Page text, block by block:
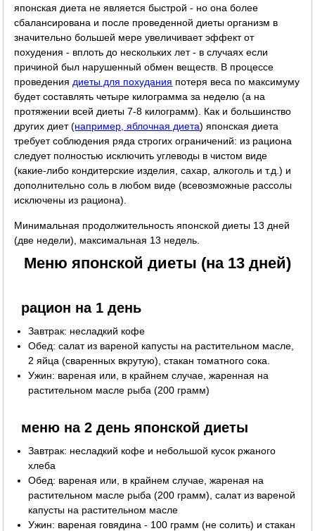
японская диета не является быстрой - но она более
сбалансирована и после проведенной диеты организм в
значительно большей мере увеличивает эффект от
похудения - вплоть до нескольких лет - в случаях если
причиной был нарушенный обмен веществ. В процессе
проведения диеты для похудания потеря веса по максимуму
будет составлять четыре килограмма за неделю (а на
протяжении всей диеты 7-8 килограмм). Как и большинство
других диет (например, яблочная диета) японская диета
требует соблюдения ряда строгих ограничений: из рациона
следует полностью исключить углеводы в чистом виде
(какие-либо кондитерские изделия, сахар, алкоголь и т.д.) и
дополнительно соль в любом виде (всевозможные рассолы
исключены из рациона).
Минимальная продолжительность японской диеты 13 дней
(две недели), максимальная 13 недель.
Меню японской диеты (на 13 дней)
рацион на 1 день
Завтрак: несладкий кофе
Обед: салат из вареной капусты на растительном масле,
2 яйца (сваренных вкрутую), стакан томатного сока.
Ужин: вареная или, в крайнем случае, жаренная на
растительном масле рыба (200 грамм)
меню на 2 день японской диеты
Завтрак: несладкий кофе и небольшой кусок ржаного
хлеба
Обед: вареная или, в крайнем случае, жареная на
растительном масле рыба (200 грамм), салат из вареной
капусты на растительном масле
Ужин: вареная говядина - 100 грамм (не солить) и стакан